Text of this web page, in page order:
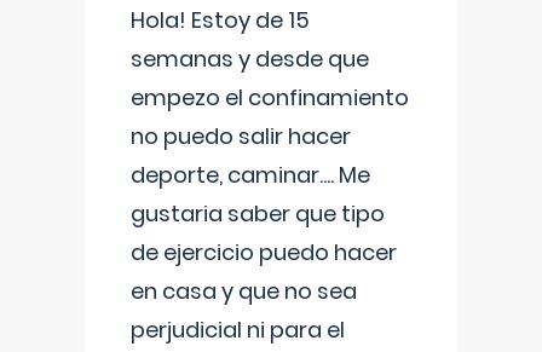
Hola! Estoy de 15
semanas y desde que
empezo el confinamiento
no puedo salir hacer
deporte, caminar.... Me
gustaria saber que tipo
de ejercicio puedo hacer
en casa y que no sea
perjudicial ni para el